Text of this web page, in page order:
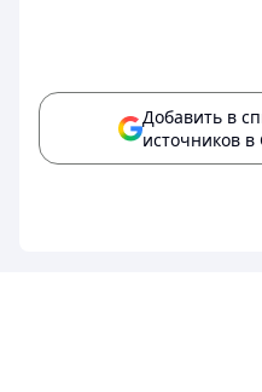
Добавить в
источников в